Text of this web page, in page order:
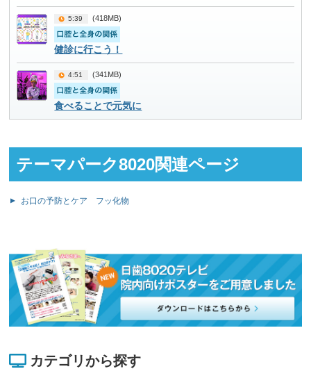
5:39 (418MB)
健診に行こう！
4:51 (341MB)
食べることで元気に
テーマパーク8020関連ページ
お口の予防とケア フッ化物
カテゴリから探す